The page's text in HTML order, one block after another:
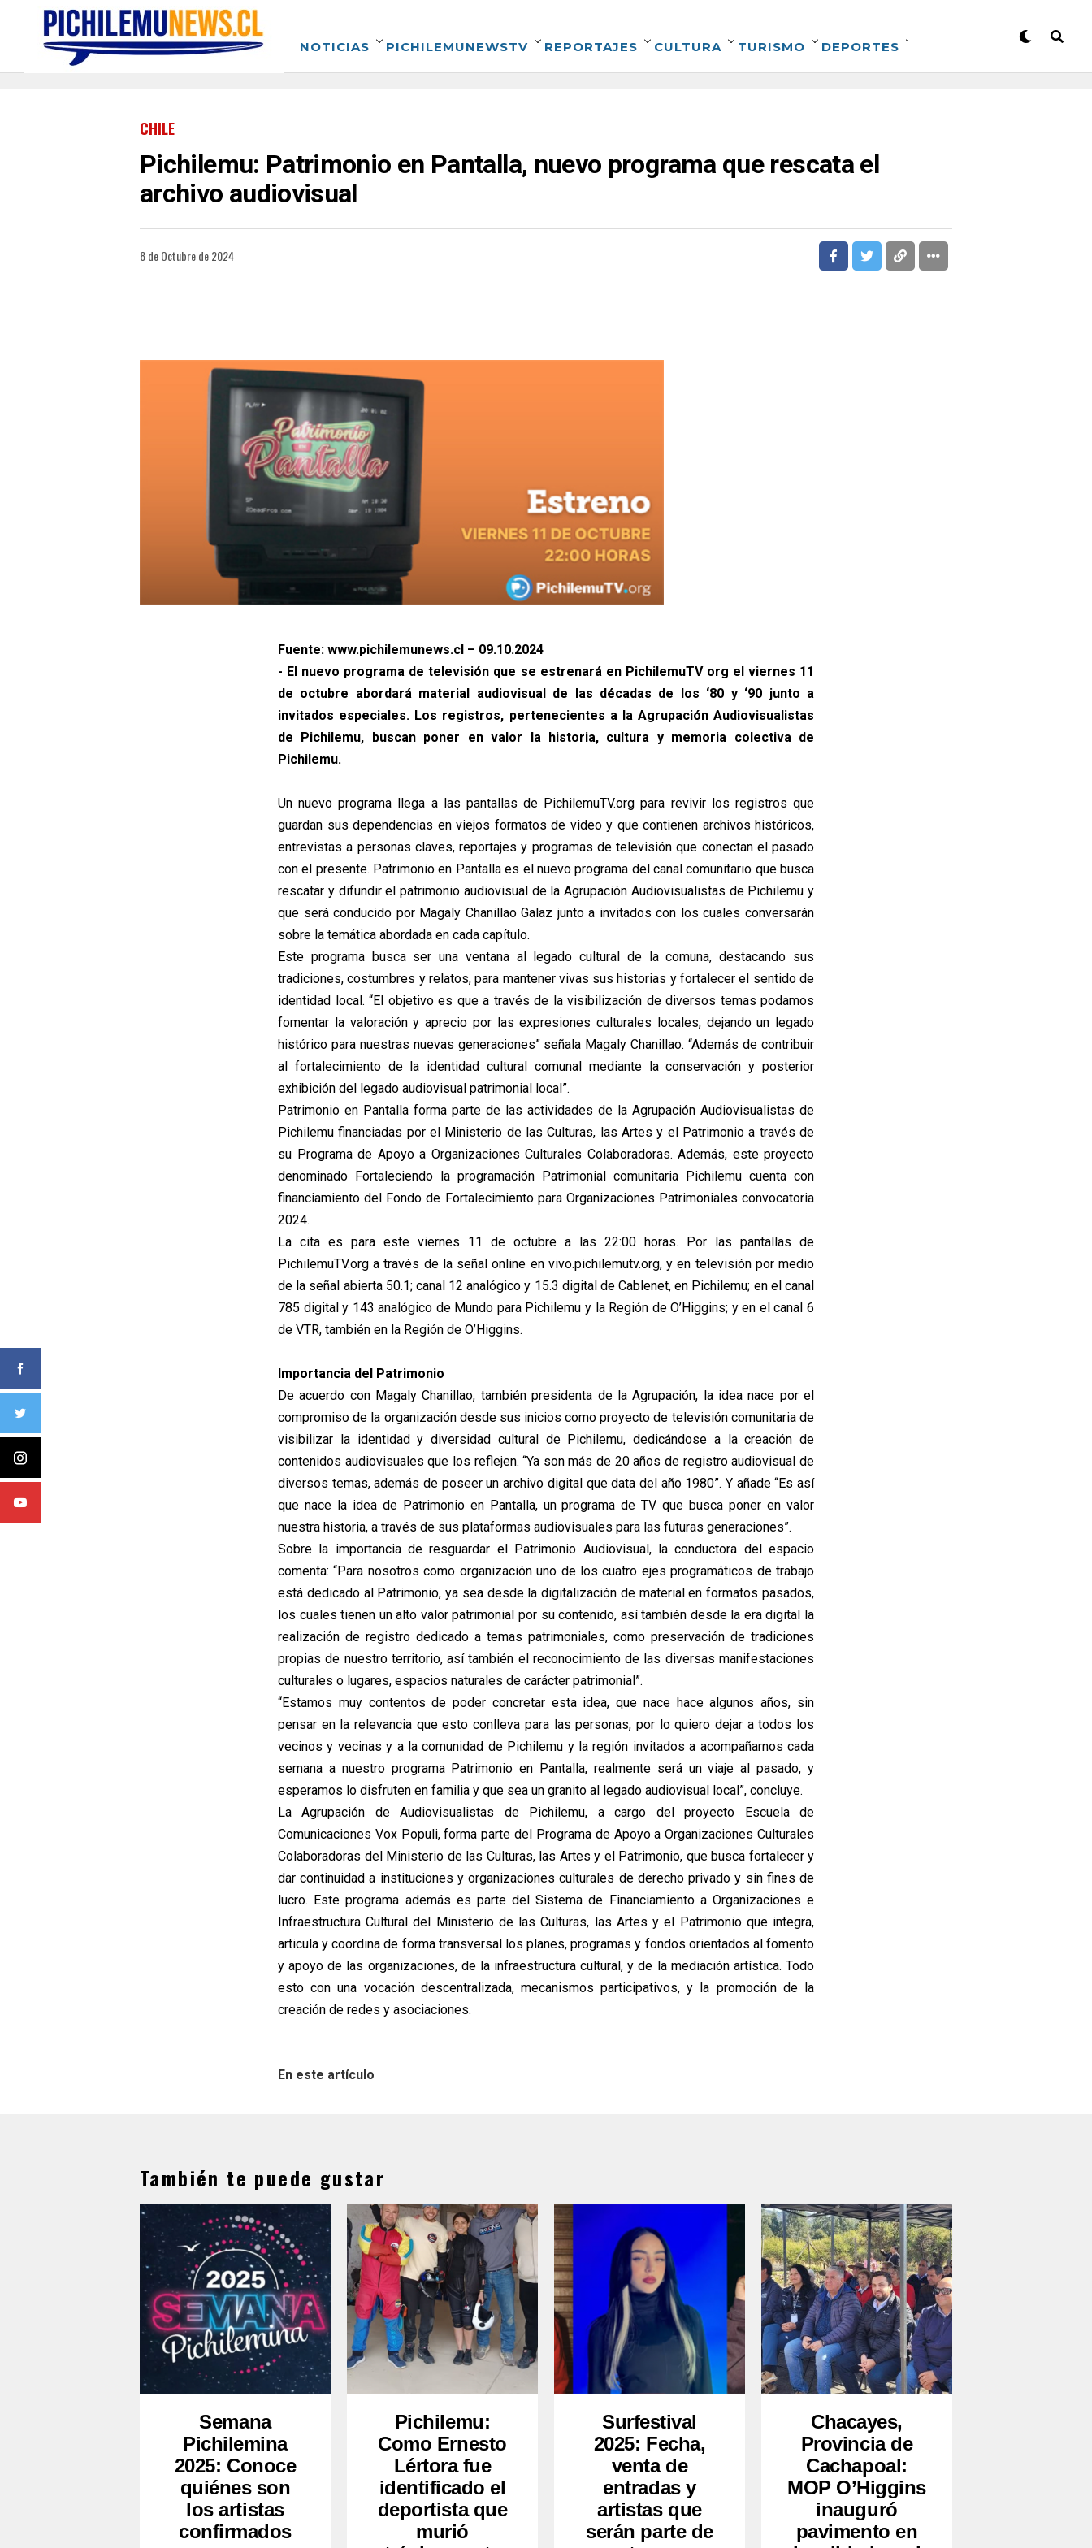
NOTICIAS PICHILEMUNEWSTV REPORTAJES CULTURA TURISMO DEPORTES
CHILE
Pichilemu: Patrimonio en Pantalla, nuevo programa que rescata el
archivo audiovisual
8 de Octubre de 2024
Fuente: www.pichilemunews.cl – 09.10.2024
- El nuevo programa de televisión que se estrenará en PichilemuTV org el viernes 11
de octubre abordará material audiovisual de las décadas de los ‘80 y ‘90 junto a
invitados especiales. Los registros, pertenecientes a la Agrupación Audiovisualistas
de Pichilemu, buscan poner en valor la historia, cultura y memoria colectiva de
Pichilemu.
Un nuevo programa llega a las pantallas de PichilemuTV.org para revivir los registros que
guardan sus dependencias en viejos formatos de video y que contienen archivos históricos,
entrevistas a personas claves, reportajes y programas de televisión que conectan el pasado
con el presente. Patrimonio en Pantalla es el nuevo programa del canal comunitario que busca
rescatar y difundir el patrimonio audiovisual de la Agrupación Audiovisualistas de Pichilemu y
que será conducido por Magaly Chanillao Galaz junto a invitados con los cuales conversarán
sobre la temática abordada en cada capítulo.
Este programa busca ser una ventana al legado cultural de la comuna, destacando sus
tradiciones, costumbres y relatos, para mantener vivas sus historias y fortalecer el sentido de
identidad local. “El objetivo es que a través de la visibilización de diversos temas podamos
fomentar la valoración y aprecio por las expresiones culturales locales, dejando un legado
histórico para nuestras nuevas generaciones” señala Magaly Chanillao. “Además de contribuir
al fortalecimiento de la identidad cultural comunal mediante la conservación y posterior
exhibición del legado audiovisual patrimonial local”.
Patrimonio en Pantalla forma parte de las actividades de la Agrupación Audiovisualistas de
Pichilemu financiadas por el Ministerio de las Culturas, las Artes y el Patrimonio a través de
su Programa de Apoyo a Organizaciones Culturales Colaboradoras. Además, este proyecto
denominado Fortaleciendo la programación Patrimonial comunitaria Pichilemu cuenta con
financiamiento del Fondo de Fortalecimiento para Organizaciones Patrimoniales convocatoria
2024.
La cita es para este viernes 11 de octubre a las 22:00 horas. Por las pantallas de
PichilemuTV.org a través de la señal online en vivo.pichilemutv.org, y en televisión por medio
de la señal abierta 50.1; canal 12 analógico y 15.3 digital de Cablenet, en Pichilemu; en el canal
785 digital y 143 analógico de Mundo para Pichilemu y la Región de O’Higgins; y en el canal 6
de VTR, también en la Región de O’Higgins.
Importancia del Patrimonio
De acuerdo con Magaly Chanillao, también presidenta de la Agrupación, la idea nace por el
compromiso de la organización desde sus inicios como proyecto de televisión comunitaria de
visibilizar la identidad y diversidad cultural de Pichilemu, dedicándose a la creación de
contenidos audiovisuales que los reflejen. “Ya son más de 20 años de registro audiovisual de
diversos temas, además de poseer un archivo digital que data del año 1980”. Y añade “Es así
que nace la idea de Patrimonio en Pantalla, un programa de TV que busca poner en valor
nuestra historia, a través de sus plataformas audiovisuales para las futuras generaciones”.
Sobre la importancia de resguardar el Patrimonio Audiovisual, la conductora del espacio
comenta: “Para nosotros como organización uno de los cuatro ejes programáticos de trabajo
está dedicado al Patrimonio, ya sea desde la digitalización de material en formatos pasados,
los cuales tienen un alto valor patrimonial por su contenido, así también desde la era digital la
realización de registro dedicado a temas patrimoniales, como preservación de tradiciones
propias de nuestro territorio, así también el reconocimiento de las diversas manifestaciones
culturales o lugares, espacios naturales de carácter patrimonial”.
“Estamos muy contentos de poder concretar esta idea, que nace hace algunos años, sin
pensar en la relevancia que esto conlleva para las personas, por lo quiero dejar a todos los
vecinos y vecinas y a la comunidad de Pichilemu y la región invitados a acompañarnos cada
semana a nuestro programa Patrimonio en Pantalla, realmente será un viaje al pasado, y
esperamos lo disfruten en familia y que sea un granito al legado audiovisual local”, concluye.
La Agrupación de Audiovisualistas de Pichilemu, a cargo del proyecto Escuela de
Comunicaciones Vox Populi, forma parte del Programa de Apoyo a Organizaciones Culturales
Colaboradoras del Ministerio de las Culturas, las Artes y el Patrimonio, que busca fortalecer y
dar continuidad a instituciones y organizaciones culturales de derecho privado y sin fines de
lucro. Este programa además es parte del Sistema de Financiamiento a Organizaciones e
Infraestructura Cultural del Ministerio de las Culturas, las Artes y el Patrimonio que integra,
articula y coordina de forma transversal los planes, programas y fondos orientados al fomento
y apoyo de las organizaciones, de la infraestructura cultural, y de la mediación artística. Todo
esto con una vocación descentralizada, mecanismos participativos, y la promoción de la
creación de redes y asociaciones.
En este artículo
También te puede gustar
Semana
Pichilemina
2025: Conoce
quiénes son
los artistas
confirmados
Pichilemu:
Como Ernesto
Lértora fue
identificado el
deportista que
murió
Surfestival
2025: Fecha,
venta de
entradas y
artistas que
serán parte de
Chacayes,
Provincia de
Cachapoal:
MOP O’Higgins
inauguró
pavimento en